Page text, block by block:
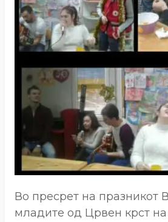
Во пресрет на празникот
младите од Црвен крст на